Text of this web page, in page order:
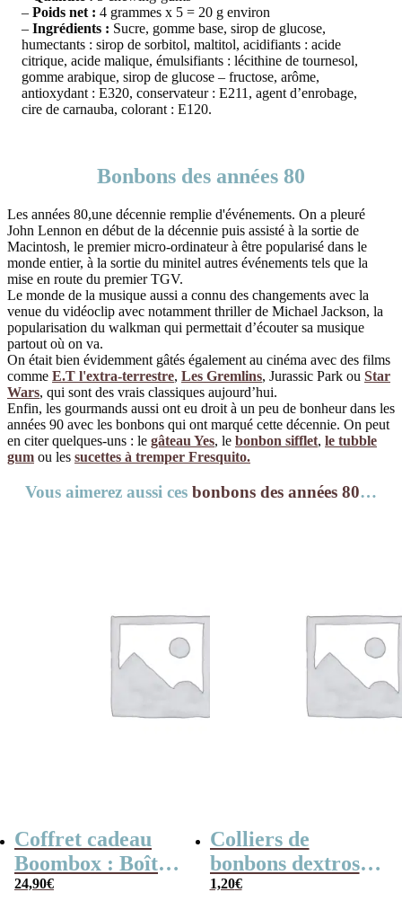
– Poids net : 4 grammes x 5 = 20 g environ
– Ingrédients : Sucre, gomme base, sirop de glucose,
humectants : sirop de sorbitol, maltitol, acidifiants : acide
citrique, acide malique, émulsifiants : lécithine de tournesol,
gomme arabique, sirop de glucose – fructose, arôme,
antioxydant : E320, conservateur : E211, agent d’enrobage,
cire de carnauba, colorant : E120.
Bonbons des années 80
Les années 80,une décennie remplie d'événements. On a pleuré
John Lennon en début de la décennie puis assisté à la sortie de
Macintosh, le premier micro-ordinateur à être popularisé dans le
monde entier, à la sortie du minitel autres événements tels que la
mise en route du premier TGV.
Le monde de la musique aussi a connu des changements avec la
venue du vidéoclip avec notamment thriller de Michael Jackson, la
popularisation du walkman qui permettait d’écouter sa musique
partout où on va.
On était bien évidemment gâtés également au cinéma avec des films
comme E.T l'extra-terrestre, Les Gremlins, Jurassic Park ou Star
Wars, qui sont des vrais classiques aujourd’hui.
Enfin, les gourmands aussi ont eu droit à un peu de bonheur dans les
années 90 avec les bonbons qui ont marqué cette décennie. On peut
en citer quelques-uns : le gâteau Yes, le bonbon sifflet, le tubble
gum ou les sucettes à tremper Fresquito.
Vous aimerez aussi ces bonbons des années 80…
Coffret cadeau
Boombox : Boîte
bonbons des
24,90€
Colliers de
bonbons dextrose
x2
1,20€